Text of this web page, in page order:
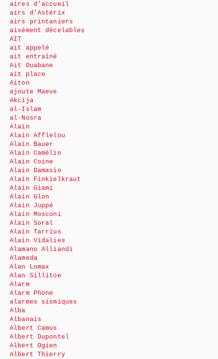
aires d’accueil
airs d’Astérix
airs printaniers
aisément décelables
AIT
ait appelé
ait entraîné
Ait Ouabane
ait place
Aiton
ajoute Maeve
Akcija
al-Islam
al-Nosra
Alain
Alain Afflelou
Alain Bauer
Alain Camélio
Alain Coine
Alain Damasio
Alain Finkielkraut
Alain Giami
Alain Glon
Alain Juppé
Alain Mosconi
Alain Soral
Alain Tarrius
Alain Vidalies
Alamano Alliandi
Alameda
Alan Lomax
Alan Sillitoe
Alarm
Alarm Phone
alarmes sismiques
Alba
Albanais
Albert Camus
Albert Dupontel
Albert Ogien
Albert Thierry